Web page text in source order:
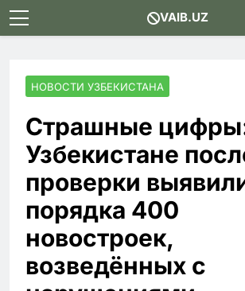
Skip
to
VAIB.UZ
НОВОСТИ УЗБЕКИСТАНА
Страшные
Узбекистане
проверки
порядка 400
новостроек,
возведённых с